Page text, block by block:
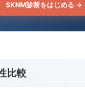
SKNM診断をはじめる →
比較